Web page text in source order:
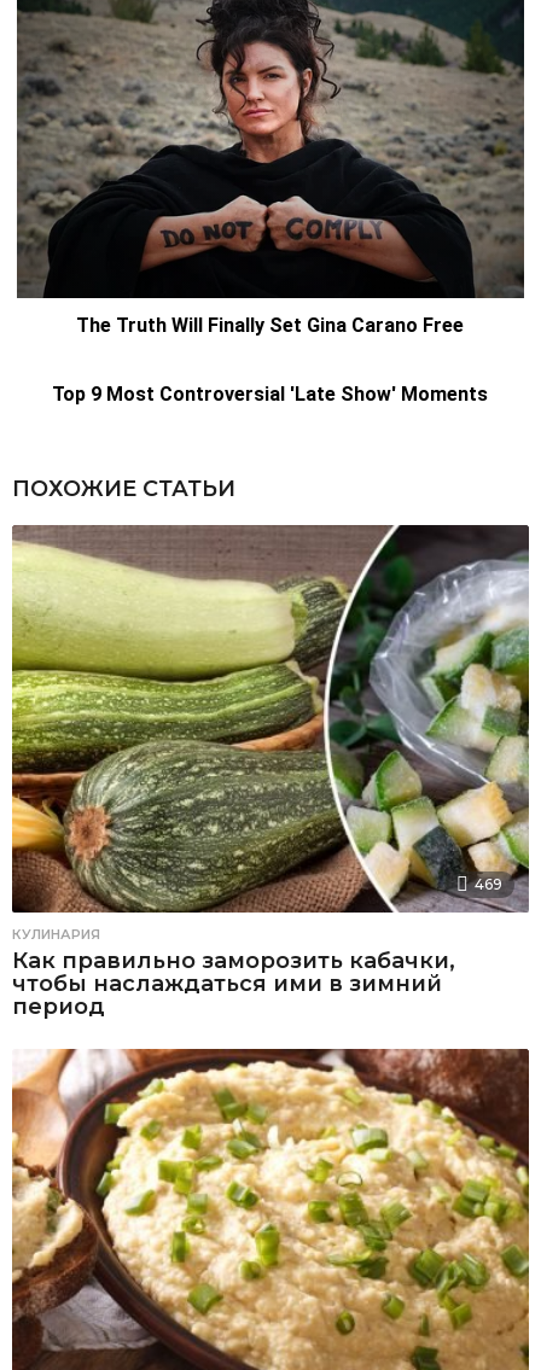
ПОХОЖИЕ СТАТЬИ
469
КУЛИНАРИЯ
Как правильно заморозить кабачки,
чтобы наслаждаться ими в зимний
период